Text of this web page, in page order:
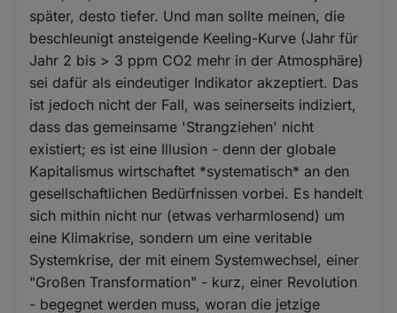
später, desto tiefer. Und man sollte meinen, die
beschleunigt ansteigende Keeling-Kurve (Jahr für
Jahr 2 bis > 3 ppm CO2 mehr in der Atmosphäre)
sei dafür als eindeutiger Indikator akzeptiert. Das
ist jedoch nicht der Fall, was seinerseits indiziert,
dass das gemeinsame 'Strangziehen' nicht
existiert; es ist eine Illusion - denn der globale
Kapitalismus wirtschaftet *systematisch* an den
gesellschaftlichen Bedürfnissen vorbei. Es handelt
sich mithin nicht nur (etwas verharmlosend) um
eine Klimakrise, sondern um eine veritable
Systemkrise, der mit einem Systemwechsel, einer
"Großen Transformation" - kurz, einer Revolution
- begegnet werden muss, woran die jetzige